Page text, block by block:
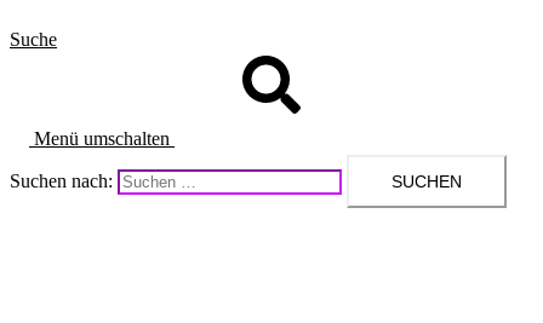
Suche
Menü umschalten
Suchen nach: